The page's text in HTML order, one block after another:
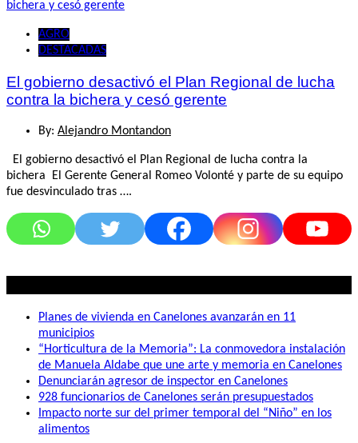
AGRO
DESTACADAS
El gobierno desactivó el Plan Regional de lucha
contra la bichera y cesó gerente
By: Alejandro Montandon
El gobierno desactivó el Plan Regional de lucha contra la
bichera El Gerente General Romeo Volonté y parte de su equipo
fue desvinculado tras ….
Planes de vivienda en Canelones avanzarán en 11
municipios
“Horticultura de la Memoria”: La conmovedora instalación
de Manuela Aldabe que une arte y memoria en Canelones
Denunciarán agresor de inspector en Canelones
928 funcionarios de Canelones serán presupuestados
Impacto norte sur del primer temporal del “Niño” en los
alimentos